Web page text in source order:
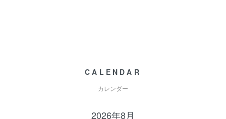
CALENDAR
カレンダー
2026年8月